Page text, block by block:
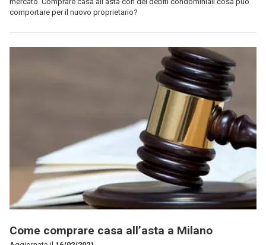
comportare per il nuovo proprietario?
Come comprare casa all’asta a Milano